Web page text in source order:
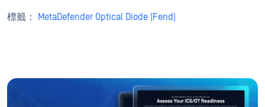
標籤： MetaDefender Optical Diode (Fend)